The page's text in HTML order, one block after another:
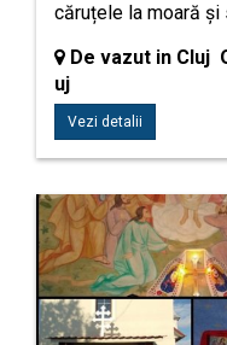
căruțele la moară și
De vazut in Cluj
uj
Vezi detalii